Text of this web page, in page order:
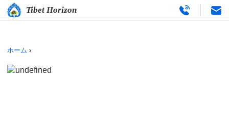
Tibet Horizon
ホーム ›